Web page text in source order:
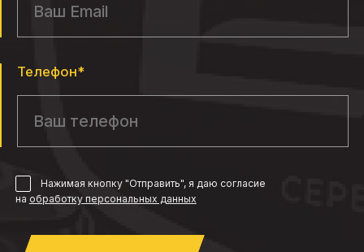
Телефон*
Нажимая кнопку "Отправить", я даю согласие
на обработку персональных данных